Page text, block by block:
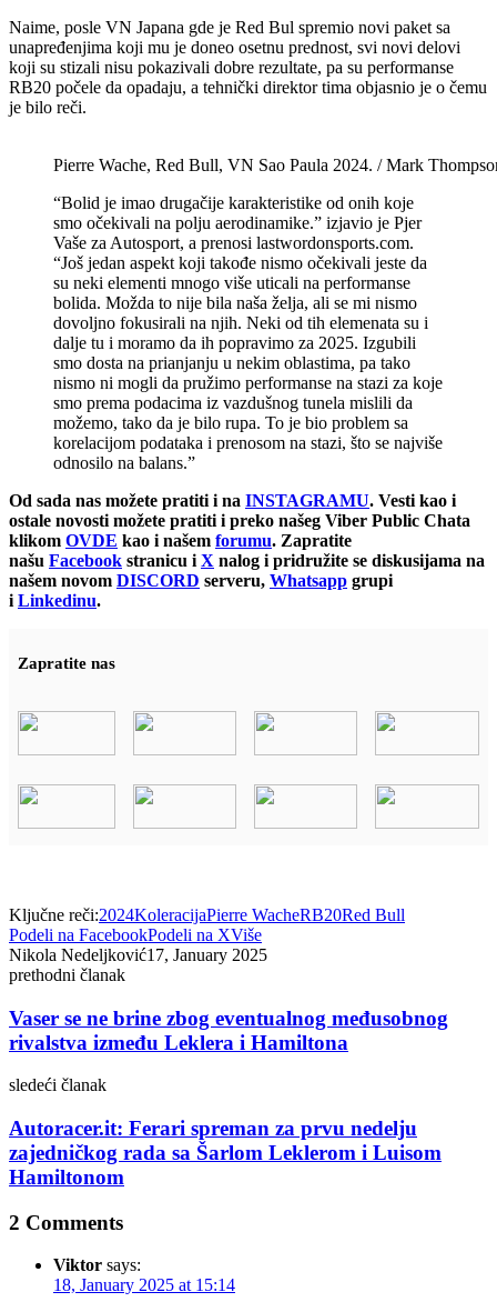
Naime, posle VN Japana gde je Red Bul spremio novi paket sa
unapređenjima koji mu je doneo osetnu prednost, svi novi delovi
koji su stizali nisu pokazivali dobre rezultate, pa su performanse
RB20 počele da opadaju, a tehnički direktor tima objasnio je o čemu
je bilo reči.
Pierre Wache, Red Bull, VN Sao Paula 2024. / Mark
“Bolid je imao drugačije karakteristike od onih koje
smo očekivali na polju aerodinamike.” izjavio je Pjer
Vaše za Autosport, a prenosi lastwordonsports.com.
“Još jedan aspekt koji takođe nismo očekivali jeste da
su neki elementi mnogo više uticali na performanse
bolida. Možda to nije bila naša želja, ali se mi nismo
dovoljno fokusirali na njih. Neki od tih elemenata su i
dalje tu i moramo da ih popravimo za 2025. Izgubili
smo dosta na prianjanju u nekim oblastima, pa tako
nismo ni mogli da pružimo performanse na stazi za koje
smo prema podacima iz vazdušnog tunela mislili da
možemo, tako da je bilo rupa. To je bio problem sa
korelacijom podataka i prenosom na stazi, što se najviše
odnosilo na balans.”
Od sada nas možete pratiti i na INSTAGRAMU. Vesti kao i
ostale novosti možete pratiti i preko našeg Viber Public Chata
klikom OVDE kao i našem forumu. Zapratite
našu Facebook stranicu i X nalog i pridružite se diskusijama na
našem novom DISCORD serveru, Whatsapp grupi
i Linkedinu.
Zapratite nas
Ključne reči:2024KoleracijaPierre WacheRB20Red Bull
Podeli na FacebookPodeli na XViše
Nikola Nedeljković17, January 2025
prethodni članak
Vaser se ne brine zbog eventualnog međusobnog
rivalstva između Leklera i Hamiltona
sledeći članak
Autoracer.it: Ferari spreman za prvu nedelju
zajedničkog rada sa Šarlom Leklerom i Luisom
Hamiltonom
2 Comments
Viktor says:
18, January 2025 at 15:14